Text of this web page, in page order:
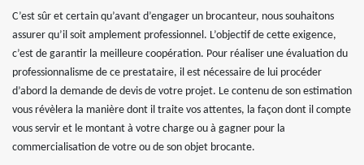
C’est sûr et certain qu’avant d’engager un brocanteur, nous souhaitons
assurer qu’il soit amplement professionnel. L’objectif de cette exigence,
c’est de garantir la meilleure coopération. Pour réaliser une évaluation du
professionnalisme de ce prestataire, il est nécessaire de lui procéder
d’abord la demande de devis de votre projet. Le contenu de son estimation
vous révèlera la manière dont il traite vos attentes, la façon dont il compte
vous servir et le montant à votre charge ou à gagner pour la
commercialisation de votre ou de son objet brocante.